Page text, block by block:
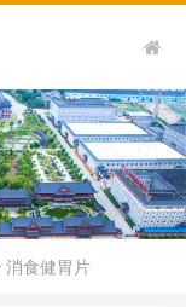
消食健胃片